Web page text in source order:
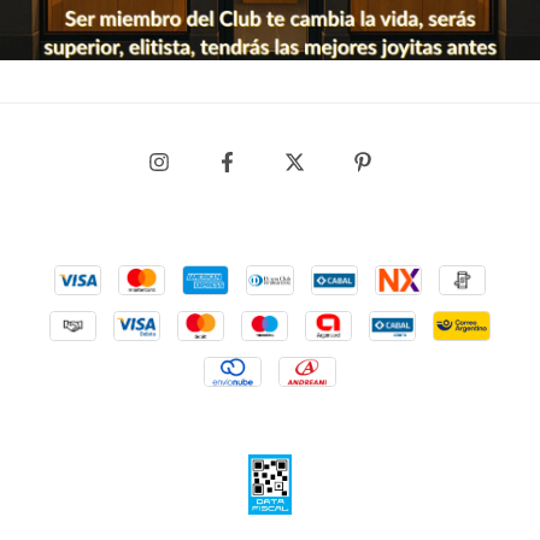
básico con un detalle distintivo.